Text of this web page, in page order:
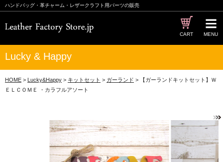
ハンドバッグ・革チャーム・レザークラフト用パーツの販売
MENU
CART
Lucky & Happy
HOME > Lucky&Happy > キットセット > ガーランド > 【ガーランドキットセット】Ｗ
ＥＬＣＯＭＥ ・カラフルアソート